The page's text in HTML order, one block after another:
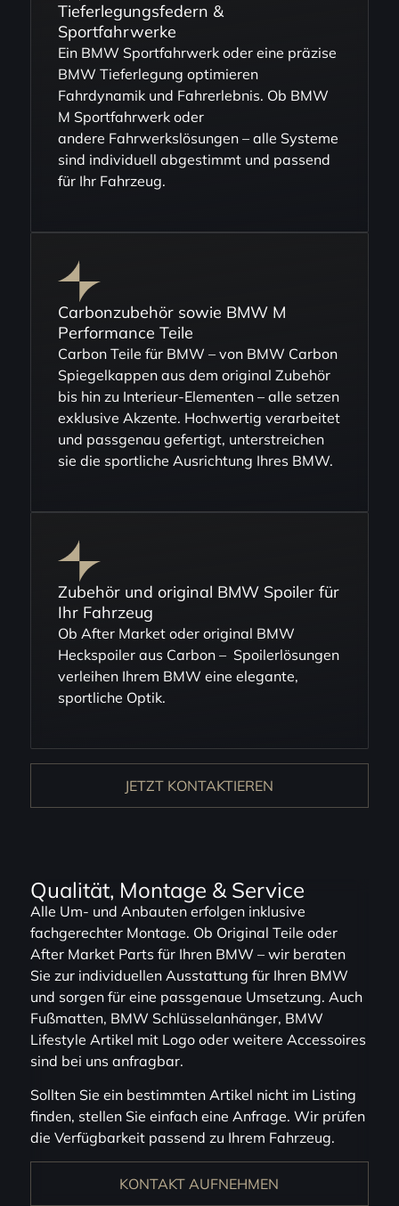
Tieferlegungsfedern &
Sportfahrwerke
Ein BMW Sportfahrwerk oder eine präzise
BMW Tieferlegung optimieren
Fahrdynamik und Fahrerlebnis. Ob BMW
M Sportfahrwerk oder
andere Fahrwerkslösungen – alle Systeme
sind individuell abgestimmt und passend
für Ihr Fahrzeug.
Carbonzubehör sowie BMW M
Performance Teile
Carbon Teile für BMW – von BMW Carbon
Spiegelkappen aus dem original Zubehör
bis hin zu Interieur-Elementen – alle setzen
exklusive Akzente. Hochwertig verarbeitet
und passgenau gefertigt, unterstreichen
sie die sportliche Ausrichtung Ihres BMW.
Zubehör und original BMW Spoiler für
Ihr Fahrzeug
Ob After Market oder original BMW
Heckspoiler aus Carbon – Spoilerlösungen
verleihen Ihrem BMW eine elegante,
sportliche Optik.
JETZT KONTAKTIEREN
Qualität, Montage & Service
Alle Um- und Anbauten erfolgen inklusive
fachgerechter Montage. Ob Original Teile oder
After Market Parts für Ihren BMW – wir beraten
Sie zur individuellen Ausstattung für Ihren BMW
und sorgen für eine passgenaue Umsetzung. Auch
Fußmatten, BMW Schlüsselanhänger, BMW
Lifestyle Artikel mit Logo oder weitere Accessoires
sind bei uns anfragbar.
Sollten Sie ein bestimmten Artikel nicht im Listing
finden, stellen Sie einfach eine Anfrage. Wir prüfen
die Verfügbarkeit passend zu Ihrem Fahrzeug.
KONTAKT AUFNEHMEN